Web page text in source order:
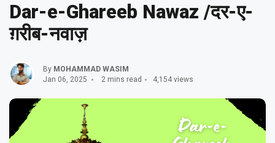
Dar-e-Ghareeb Nawaz /दर-ए-
ग़रीब-नवाज़
By MOHAMMAD WASIM
Jan 06, 2025
2 mins read 4,154 views